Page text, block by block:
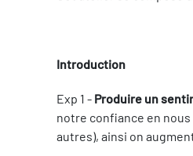
Introduction
Exp 1 - Produire un
notre confiance en
autres), ainsi on